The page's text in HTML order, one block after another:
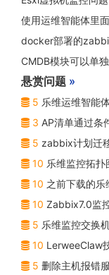
使用运维智能体里
docker部署的
CMDB模块可以单
悬赏问题 »
5 乐维运维智能
3 AP清单通过条
5 zabbix计划迁
10 乐维监控拓
10 之前下载的
10 Zabbix7.0监
5 乐维监控交换
10 LerweeClaw
5 删除主机报错